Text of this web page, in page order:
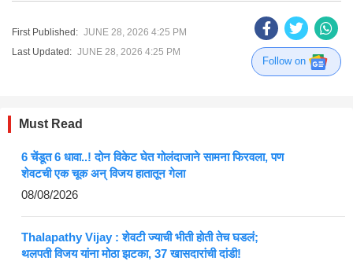
First Published: JUNE 28, 2026 4:25 PM
Last Updated: JUNE 28, 2026 4:25 PM
Follow on
Must Read
6 चेंडूत 6 धावा..! दोन विकेट घेत गोलंदाजाने सामना फिरवला, पण
शेवटची एक चूक अन् विजय हातातून गेला
08/08/2026
Thalapathy Vijay : शेवटी ज्याची भीती होती तेच घडलं;
थलपती विजय यांना मोठा झटका, 37 खासदारांची दांडी!